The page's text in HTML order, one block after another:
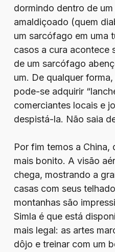
dormindo dentro de
amaldiçoado (quem
um sarcófago em uma
casos a cura acontece
de um sarcófago
um. De qualquer
pode-se adquirir
comerciantes locais e
despistá-la. Não saia
Por fim temos a China,
mais bonito. A visão
chega, mostrando a
casas com seus
montanhas são
Simla é que está
mais legal: as artes
dôjo e treinar com um